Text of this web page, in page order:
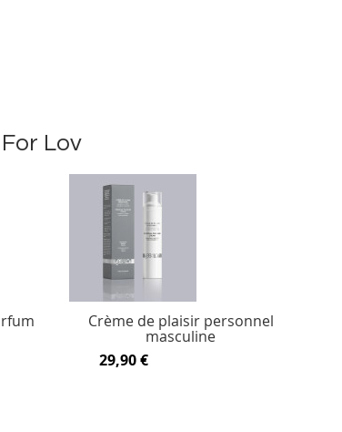
Lov
Crème de plaisir personnel
masculine
29,90 €